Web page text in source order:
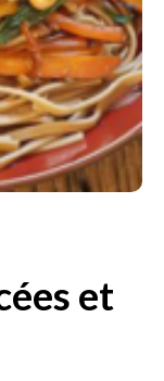
et